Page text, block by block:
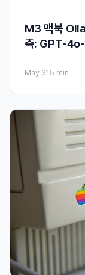
M3 맥북
측: GPT-
May 31 5 min